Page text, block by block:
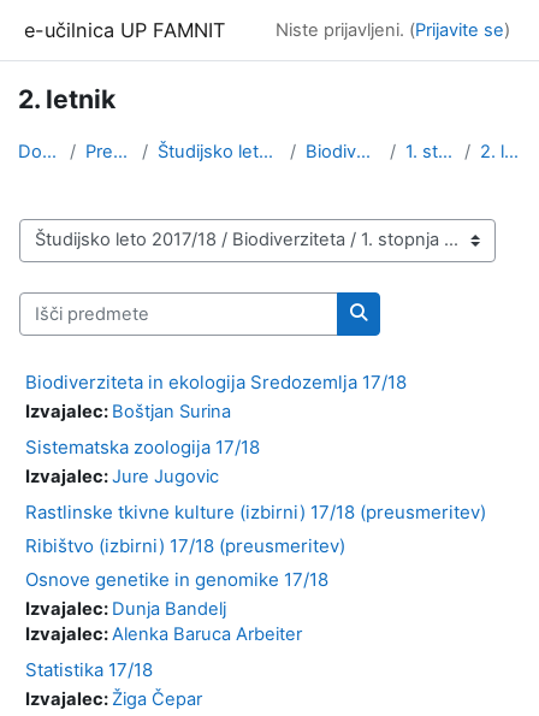
e-učilnica UP FAMNIT Niste prijavljeni. (Prijavite se)
2. letnik
Domov Predmeti Študijsko leto 2017/18 Biodiverziteta 1. stopnja 2. letnik
Kategorije predmetov
Išči predmete
Išči predmete
Biodiverziteta in ekologija Sredozemlja 17/18
Izvajalec: Boštjan Surina
Sistematska zoologija 17/18
Izvajalec:Jure Jugovic
Rastlinske tkivne kulture (izbirni) 17/18 (preusmeritev)
Ribištvo (izbirni) 17/18 (preusmeritev)
Osnove genetike in genomike 17/18
Izvajalec: Dunja Bandelj
Izvajalec:Alenka Baruca Arbeiter
Statistika 17/18
Izvajalec: Žiga Čepar